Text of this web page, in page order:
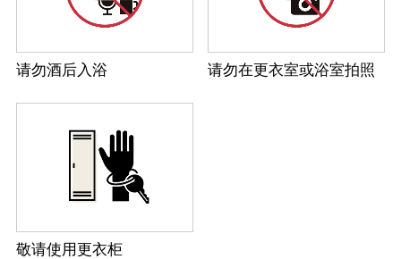
请勿酒后入浴 请勿在更衣室或浴室拍照
敬请使用更衣柜